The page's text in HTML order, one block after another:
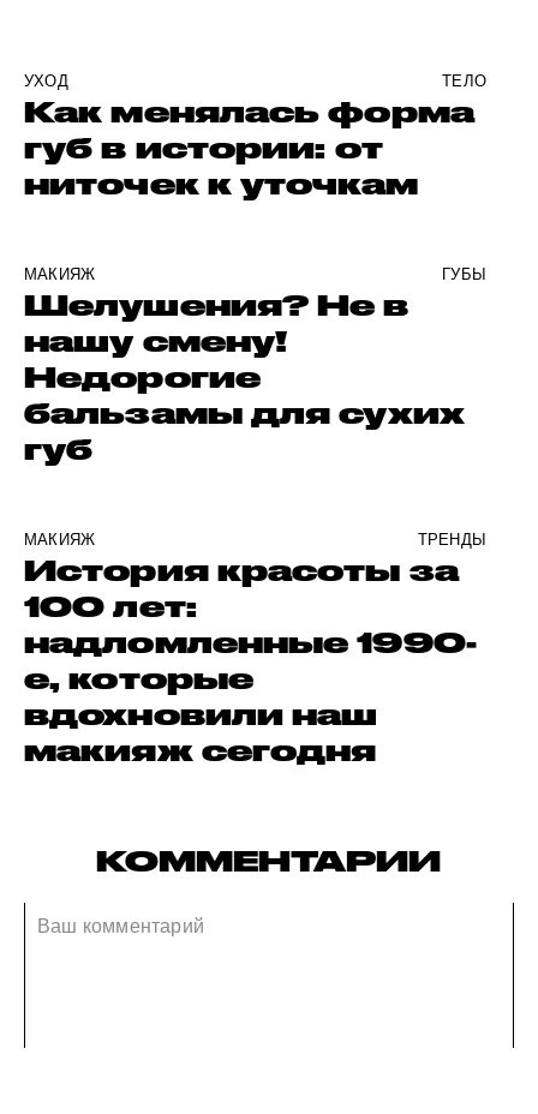
УХОД ТЕЛО
Как менялась форма
губ в истории: от
ниточек к уточкам
МАКИЯЖ ГУБЫ
Шелушения? Не в
нашу смену!
Недорогие
бальзамы для сухих
губ
МАКИЯЖ ТРЕНДЫ
История красоты за
100 лет:
надломленные 1990-
е, которые
вдохновили наш
макияж сегодня
КОММЕНТАРИИ